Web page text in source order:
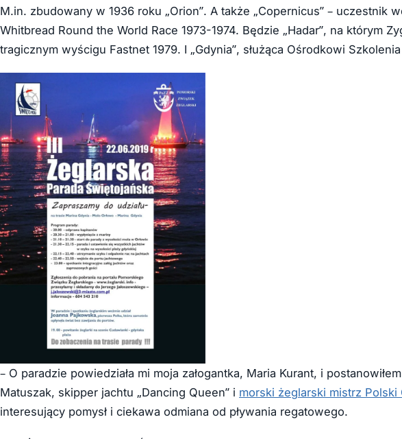
M.in. zbudowany w 1936 roku „Orion”. A także „Copernicus” – uczestnik
Whitbread Round the World Race 1973-1974. Będzie „Hadar”, na którym
tragicznym wyścigu Fastnet 1979. I „Gdynia”, służąca Ośrodkowi
– O paradzie powiedziała mi moja załogantka, Maria Kurant, i
Matuszak, skipper jachtu „Dancing Queen” i morski żeglarski mistrz Polski
interesujący pomysł i ciekawa odmiana od pływania regatowego.